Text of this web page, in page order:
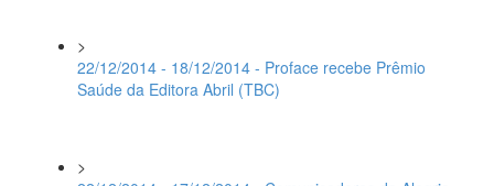
>
22/12/2014 - 18/12/2014 - Proface recebe Prêmio
Saúde da Editora Abril (TBC)
>